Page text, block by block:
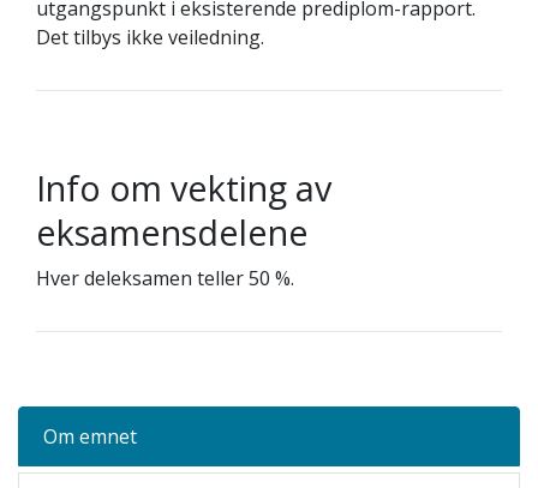
utgangspunkt i eksisterende prediplom-rapport.
Det tilbys ikke veiledning.
Info om vekting av
eksamensdelene
Hver deleksamen teller 50 %.
Om emnet